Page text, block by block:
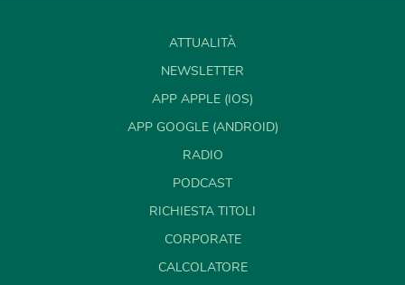
ATTUALITÀ
NEWSLETTER
APP APPLE (IOS)
APP GOOGLE (ANDROID)
RADIO
PODCAST
RICHIESTA TITOLI
CORPORATE
CALCOLATORE